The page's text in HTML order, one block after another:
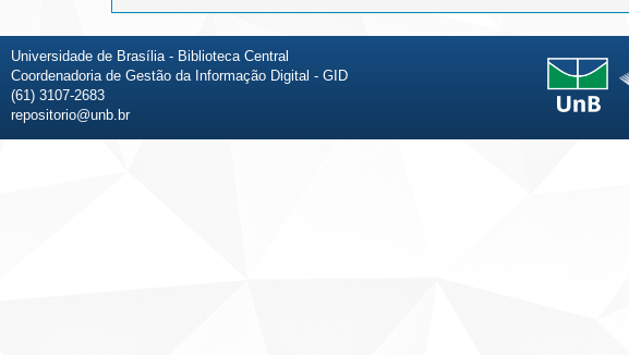
Universidade de Brasília - Biblioteca Central
Coordenadoria de Gestão da Informação Digital - GID
(61) 3107-2683
repositorio@unb.br